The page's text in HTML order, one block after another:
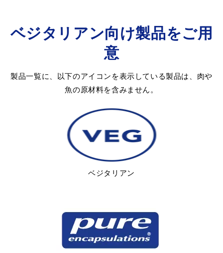
ベジタリアン向け製品をご用
意
製品一覧に、以下のアイコンを表示している製品は、肉や
魚の原材料を含みません。
ベジタリアン